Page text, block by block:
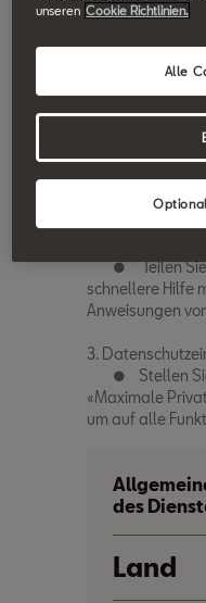
1. Unfälle oder
● Bei
System
● Drücken
Problemen auf
SEAT-Support
2. Pannenhilfe:
● Teilen Sie
schnellere Hilfe
Anweisungen
3.
● Stellen Sie
«Maximale
um auf alle
des
Land
unseren Cookie Richtlinien.
Alle